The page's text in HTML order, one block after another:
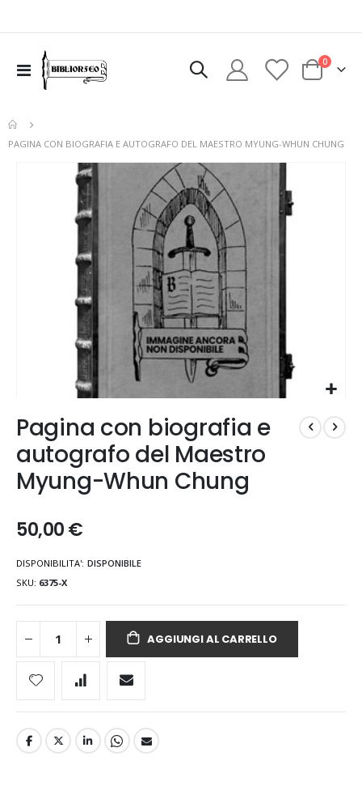
Toggle
Nav
Cart
0elementi
PAGINA CON BIOGRAFIA E AUTOGRAFO DEL MAESTRO MYUNG-WHUN CHUNG
all'inizio
della
galleria
di
immagini
Pagina con biografia e
autografo del Maestro
Myung-Whun Chung
50,00 €
DISPONIBILITA': DISPONIBILE
SKU 6375-X
AGGIUNGI AL CARRELLO